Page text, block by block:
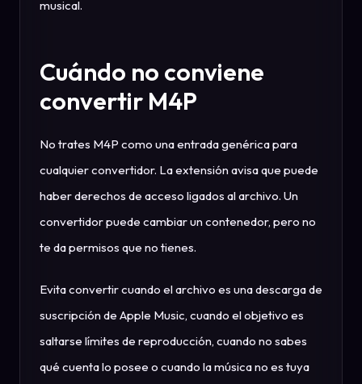
musical.
Cuándo no conviene
convertir M4P
No trates M4P como una entrada genérica para
cualquier convertidor. La extensión avisa que puede
haber derechos de acceso ligados al archivo. Un
convertidor puede cambiar un contenedor, pero no
te da permisos que no tienes.
Evita convertir cuando el archivo es una descarga de
suscripción de Apple Music, cuando el objetivo es
saltarse límites de reproducción, cuando no sabes
qué cuenta lo posee o cuando la música no es tuya